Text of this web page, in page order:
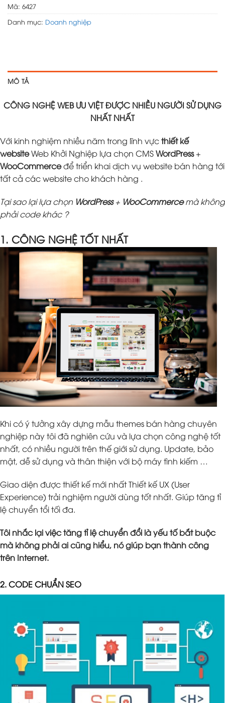
Mã: 6427
Danh mục: Doanh nghiệp
MÔ TẢ
CÔNG NGHỆ WEB ƯU VIỆT ĐƯỢC NHIỀU NGƯỜI SỬ DỤNG
NHẤT NHẤT
Với kinh nghiệm nhiều năm trong lĩnh vựcthiết kế
websiteWeb Khởi Nghiệp lựa chọn CMSWordPress+
WooCommerceđể triển khai dịch vụ website bán hàng tới
tất cả các website cho khách hàng .
Tại sao lại lựa chọn WordPress+ WooCommercemà không
phải code khác ?
1. CÔNG NGHỆ TỐT NHẤT
Khi có ý tưởng xây dựng mẫu themes bán hàng chuyên
nghiệp này tôi đã nghiên cứu và lựa chọn công nghệ tốt
nhất, có nhiều người trên thế giới sử dụng. Update, bảo
mật, dễ sử dụng và thân thiện với bộ máy tình kiếm …
Giao diện được thiết kế mới nhất Thiết kế UX (User
Experience) trải nghiệm người dùng tốt nhất. Giúp tăng tỉ
lệ chuyển tổi tối đa.
Tôi nhắc lại việc tăng tỉ lệ chuyển đổi là yếu tố bắt buộc
mà không phải ai cũng hiểu, nó giúp bạn thành công
trên Internet.
2. CODE CHUẨN SEO